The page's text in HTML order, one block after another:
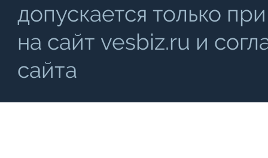
допускается только
на сайт vesbiz.ru и
сайта